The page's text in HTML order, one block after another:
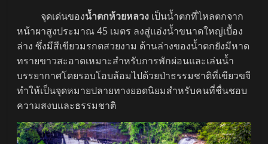
จุดเด่นของน้ำตกห้วยหลวง เป็นน้ำตกที่ไหลตกจาก
หน้าผาสูงประมาณ 45 เมตร ลงสู่แอ่งน้ำขนาดใหญ่เบื้อง
ล่าง ซึ่งมีสีเขียวมรกตสวยงาม ด้านล่างของน้ำตกยังมีหาด
ทรายขาวสะอาดเหมาะสำหรับการพักผ่อนและเล่นน้ำ
บรรยากาศโดยรอบโอบล้อมไปด้วยป่าธรรมชาติที่เขียวขจี
ทำให้เป็นจุดหมายปลายทางยอดนิยมสำหรับคนที่ชื่นชอบ
ความสงบและธรรมชาติ